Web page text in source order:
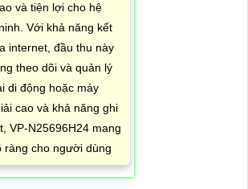
và tiện lợi cho hệ
Với khả năng kết
internet, đầu thu này
theo dõi và quản lý
di động hoặc máy
cao và khả năng ghi
VP-N25696H24 mang
ràng cho người dùng